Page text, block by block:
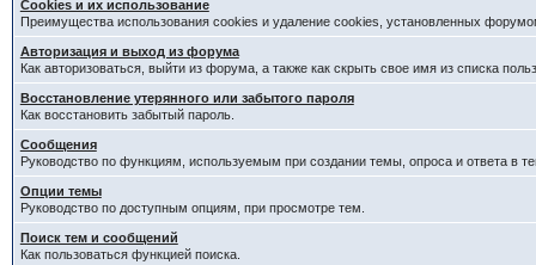
Cookies и их использование
Преимущества использования cookies и удаление cookies, установленных
Авторизация и выход из форума
Как авторизоваться, выйти из форума, а также как скрыть свое имя из списка
Восстановление утерянного или забытого пароля
Как восстановить забытый пароль.
Сообщения
Руководство по функциям, используемым при создании темы, опроса и ответа в
Опции темы
Руководство по доступным опциям, при просмотре тем.
Поиск тем и сообщений
Как пользоваться функцией поиска.